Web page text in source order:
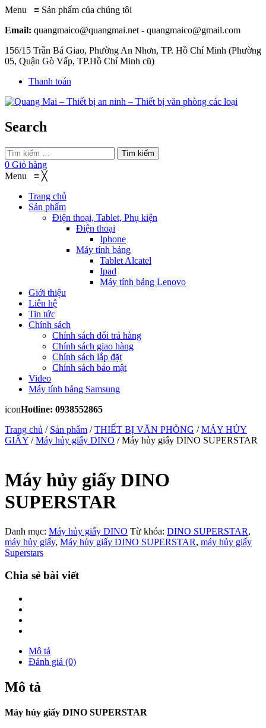
Menu ≡ Sản phẩm của chúng tôi
Email: quangmaico@quangmai.net - quangmaico@gmail.com
156/15 Trần Bá Giao, Phường An Nhơn, TP. Hồ Chí Minh (Phường
05, Quận Gò Vấp, TP.Hồ Chí Minh cũ)
Thanh toán
Search
Tìm kiếm
0 Giỏ hàng
Menu ≡ ╳
Trang chủ
Sản phẩm
Điện thoại, Tablet, Phụ kiện
Điện thoại
Iphone
Máy tính bảng
Tablet Alcatel
Ipad
Máy tính bảng Lenovo
Giới thiệu
Liên hệ
Tin tức
Chính sách
Chính sách đổi trả hàng
Chính sách giao hàng
Chính sách lắp đặt
Chính sách bảo mật
Video
Máy tính bảng Samsung
iconHotline: 0938552865
Trang chủ / Sản phẩm /THIẾT BỊ VĂN PHÒNG /MÁY HỦY
GIẤY /Máy hủy giấy DINO / Máy hủy giấy DINO SUPERSTAR
Máy hủy giấy DINO
SUPERSTAR
Danh mục: Máy hủy giấy DINO Từ khóa: DINO SUPERSTAR,
máy hủy giấy, Máy hủy giấy DINO SUPERSTAR, máy hủy giấy
Superstars
Chia sẻ bài viết
Mô tả
Đánh giá (0)
Mô tả
Máy hủy giấy DINO SUPERSTAR